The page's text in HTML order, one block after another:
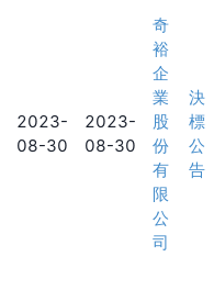
2023-
08-30
2023-
08-30
奇
裕
企
業
股
份
有
限
公
司
決
標
公
告